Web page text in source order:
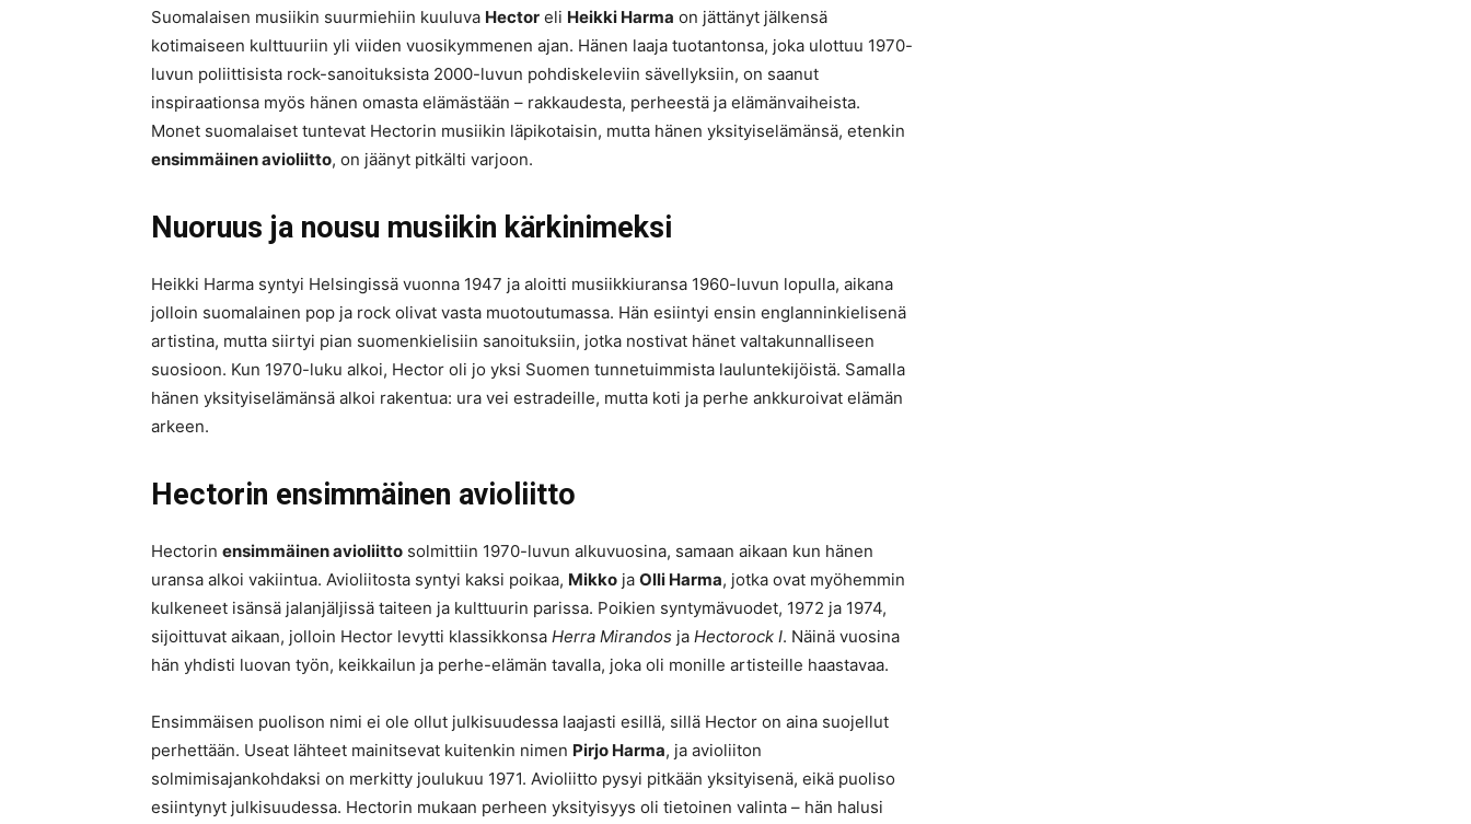
Suomalaisen musiikin suurmiehiin kuuluva Hector eli Heikki Harma on jättänyt jälkensä
kotimaiseen kulttuuriin yli viiden vuosikymmenen ajan. Hänen laaja tuotantonsa, joka ulottuu 1970-
luvun poliittisista rock-sanoituksista 2000-luvun pohdiskeleviin sävellyksiin, on saanut
inspiraationsa myös hänen omasta elämästään – rakkaudesta, perheestä ja elämänvaiheista.
Monet suomalaiset tuntevat Hectorin musiikin läpikotaisin, mutta hänen yksityiselämänsä, etenkin
ensimmäinen avioliitto, on jäänyt pitkälti varjoon.
Nuoruus ja nousu musiikin kärkinimeksi
Heikki Harma syntyi Helsingissä vuonna 1947 ja aloitti musiikkiuransa 1960-luvun lopulla, aikana
jolloin suomalainen pop ja rock olivat vasta muotoutumassa. Hän esiintyi ensin englanninkielisenä
artistina, mutta siirtyi pian suomenkielisiin sanoituksiin, jotka nostivat hänet valtakunnalliseen
suosioon. Kun 1970-luku alkoi, Hector oli jo yksi Suomen tunnetuimmista lauluntekijöistä. Samalla
hänen yksityiselämänsä alkoi rakentua: ura vei estradeille, mutta koti ja perhe ankkuroivat elämän
arkeen.
Hectorin ensimmäinen avioliitto
Hectorin ensimmäinen avioliitto solmittiin 1970-luvun alkuvuosina, samaan aikaan kun hänen
uransa alkoi vakiintua. Avioliitosta syntyi kaksi poikaa, Mikko ja Olli Harma, jotka ovat myöhemmin
kulkeneet isänsä jalanjäljissä taiteen ja kulttuurin parissa. Poikien syntymävuodet, 1972 ja 1974,
sijoittuvat aikaan, jolloin Hector levytti klassikkonsa Herra Mirandos ja Hectorock I. Näinä vuosina
hän yhdisti luovan työn, keikkailun ja perhe-elämän tavalla, joka oli monille artisteille haastavaa.
Ensimmäisen puolison nimi ei ole ollut julkisuudessa laajasti esillä, sillä Hector on aina suojellut
perhettään. Useat lähteet mainitsevat kuitenkin nimen Pirjo Harma, ja avioliiton
solmimisajankohdaksi on merkitty joulukuu 1971. Avioliitto pysyi pitkään yksityisenä, eikä puoliso
esiintynyt julkisuudessa. Hectorin mukaan perheen yksityisyys oli tietoinen valinta – hän halusi